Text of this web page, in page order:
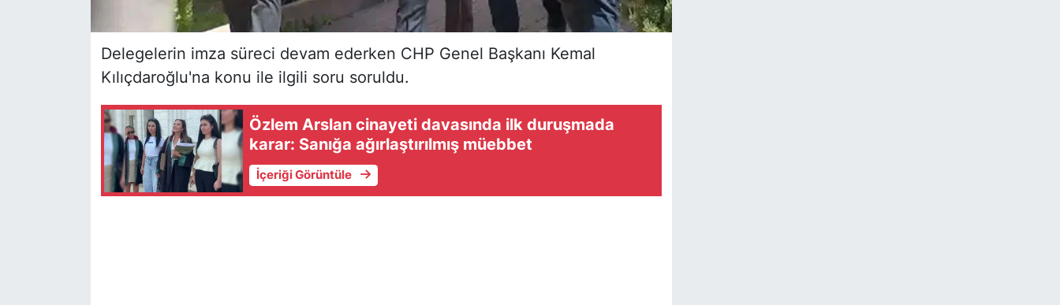
Delegelerin imza süreci devam ederken CHP Genel Başkanı Kemal
Kılıçdaroğlu'na konu ile ilgili soru soruldu.
Özlem Arslan cinayeti davasında ilk duruşmada
karar: Sanığa ağırlaştırılmış müebbet
İçeriği Görüntüle